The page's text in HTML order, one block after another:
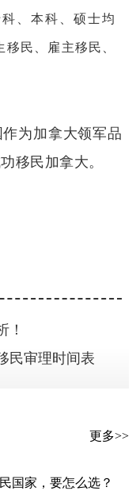
、本科、硕士均
民、雇主移民、
为加拿大领军品
移民加拿大。
！
民审理时间表
更多>>
国家，要怎么选？